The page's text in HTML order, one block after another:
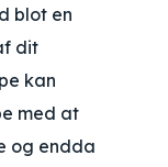
blot en
dit
kan
med at
og endda